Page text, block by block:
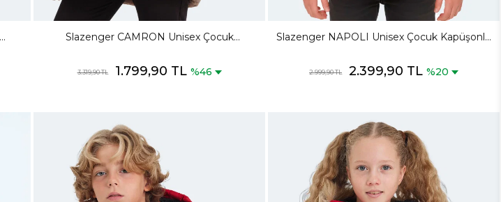
Slazenger CAMRON Unisex Çocuk
3.319,90 TL 1.799,90 TL %46
Slazenger NAPOLI Unisex Çocuk Kapüşonlu
2.999,90 TL 2.399,90 TL %20